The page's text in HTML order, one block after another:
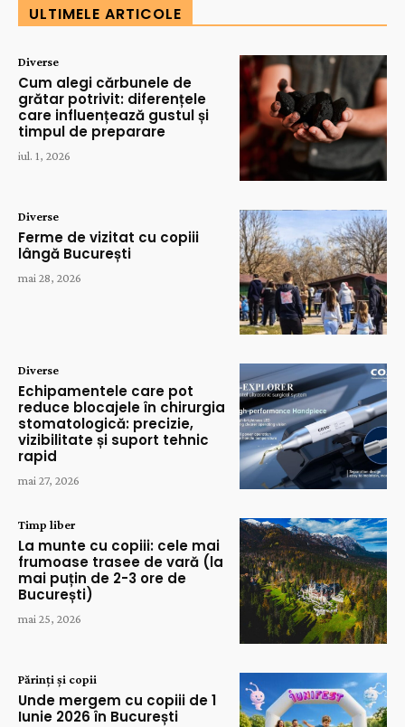
ULTIMELE ARTICOLE
Diverse
Cum alegi cărbunele de
grătar potrivit: diferențele
care influențează gustul și
timpul de preparare
iul. 1, 2026
Diverse
Ferme de vizitat cu copiii
lângă București
mai 28, 2026
Diverse
Echipamentele care pot
reduce blocajele în chirurgia
stomatologică: precizie,
vizibilitate și suport tehnic
rapid
mai 27, 2026
Timp liber
La munte cu copiii: cele mai
frumoase trasee de vară (la
mai puțin de 2-3 ore de
București)
mai 25, 2026
Părinți și copii
Unde mergem cu copiii de 1
Iunie 2026 în București